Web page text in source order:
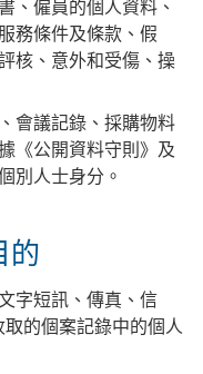
、僱員的個人資料、
務條件及條款、假
核、意外和受傷、操
會議記錄、採購物料
《公開資料守則》及
別人士身分。
的
字短訊、傳真、信
的個案記錄中的個人